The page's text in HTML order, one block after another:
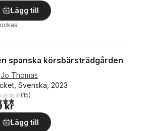
Lägg till
spanska körsbärsträdgården
Jo Thomas
Svenska, 2023
utav 5 stjärnor. Totalt antal röster:
(15)
kr
Lägg till